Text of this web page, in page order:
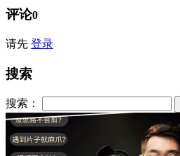
评论0
请先 登录
搜索
搜索：